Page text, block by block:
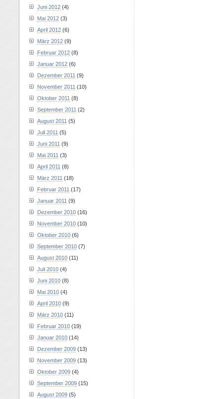
Juni 2012 (4)
Mai 2012 (3)
April 2012 (6)
März 2012 (9)
Februar 2012 (8)
Januar 2012 (6)
Dezember 2011 (9)
November 2011 (10)
Oktober 2011 (8)
September 2011 (2)
August 2011 (5)
Juli 2011 (5)
Juni 2011 (9)
Mai 2011 (3)
April 2011 (8)
März 2011 (18)
Februar 2011 (17)
Januar 2011 (9)
Dezember 2010 (16)
November 2010 (10)
Oktober 2010 (6)
September 2010 (7)
August 2010 (11)
Juli 2010 (4)
Juni 2010 (8)
Mai 2010 (4)
April 2010 (9)
März 2010 (11)
Februar 2010 (19)
Januar 2010 (14)
Dezember 2009 (13)
November 2009 (13)
Oktober 2009 (4)
September 2009 (15)
August 2009 (5)